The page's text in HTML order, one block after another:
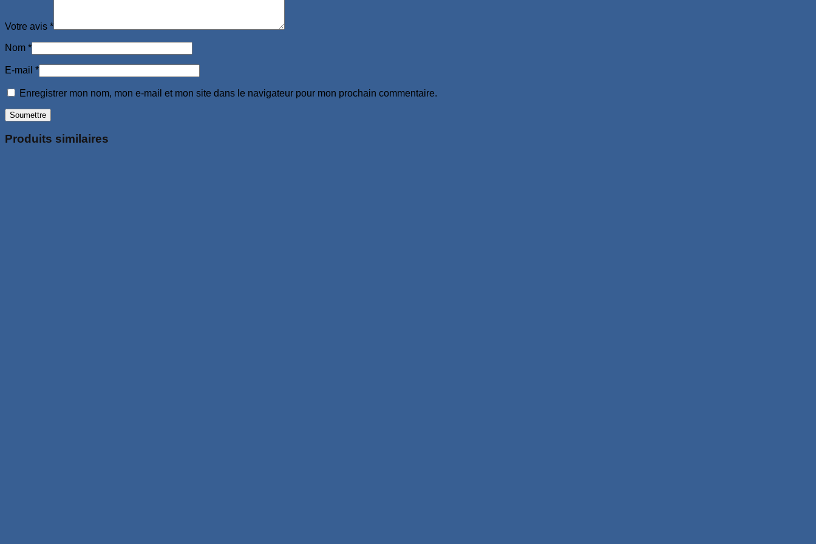
Votre avis *
Nom *
E-mail *
Enregistrer mon nom, mon e-mail et mon site dans le navigateur pour mon prochain commentaire.
Produits similaires